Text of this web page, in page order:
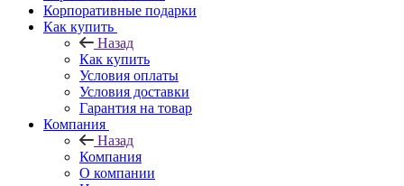
Корпоративные подарки
Как купить
Назад
Как купить
Условия оплаты
Условия доставки
Гарантия на товар
Компания
Назад
Компания
О компании